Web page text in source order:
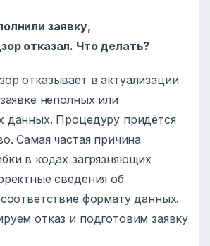
заявку,
отказал. Что делать?
отказывает в актуализации
неполных или
данных. Процедуру придётся
Самая частая причина
в кодах загрязняющих
сведения об
формату данных.
отказ и подготовим заявку